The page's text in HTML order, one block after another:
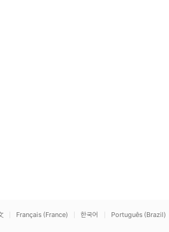
Français (France) 한국어 Português (Brazil)